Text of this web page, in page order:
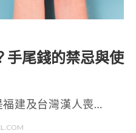
手尾錢的禁忌與使
福建及台灣漢人喪…